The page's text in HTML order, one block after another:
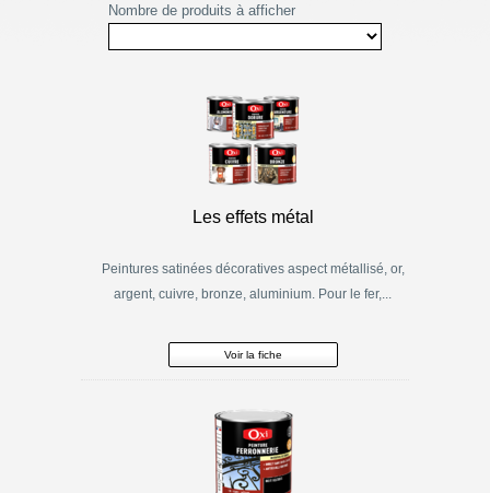
Nombre de produits à afficher
Les effets métal
Peintures satinées décoratives aspect métallisé, or,
argent, cuivre, bronze, aluminium. Pour le fer,...
Voir la fiche